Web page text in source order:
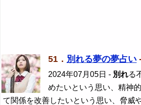
51． 別れる夢の夢占い
2024年07月05日 - 別れる
めたいという思い、精神
て関係を改善したいという思い、脅威